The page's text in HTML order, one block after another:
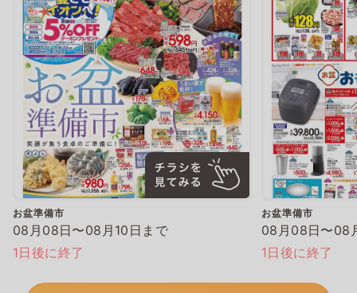
お盆準備市
08月08日〜08月10日まで
1日後に終了
お盆準備市
08月08日〜08
1日後に終了